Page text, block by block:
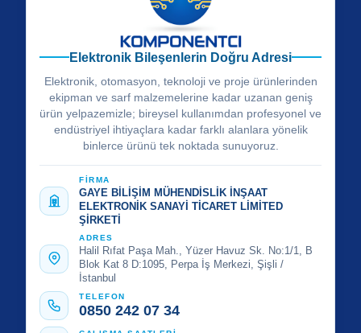
Elektronik Bileşenlerin Doğru Adresi
Elektronik, otomasyon, teknoloji ve proje ürünlerinden
ekipman ve sarf malzemelerine kadar uzanan geniş
ürün yelpazemizle; bireysel kullanımdan profesyonel ve
endüstriyel ihtiyaçlara kadar farklı alanlara yönelik
binlerce ürünü tek noktada sunuyoruz.
FİRMA
GAYE BİLİŞİM MÜHENDİSLİK İNŞAAT
ELEKTRONİK SANAYİ TİCARET LİMİTED
ŞİRKETİ
ADRES
Halil Rıfat Paşa Mah., Yüzer Havuz Sk. No:1/1, B
Blok Kat 8 D:1095, Perpa İş Merkezi, Şişli /
İstanbul
TELEFON
0850 242 07 34